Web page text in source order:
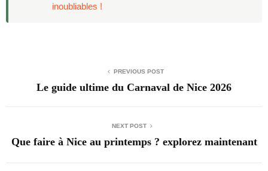
inoubliables !
PREVIOUS POST
Le guide ultime du Carnaval de Nice 2026
NEXT POST
Que faire à Nice au printemps ? explorez maintenant